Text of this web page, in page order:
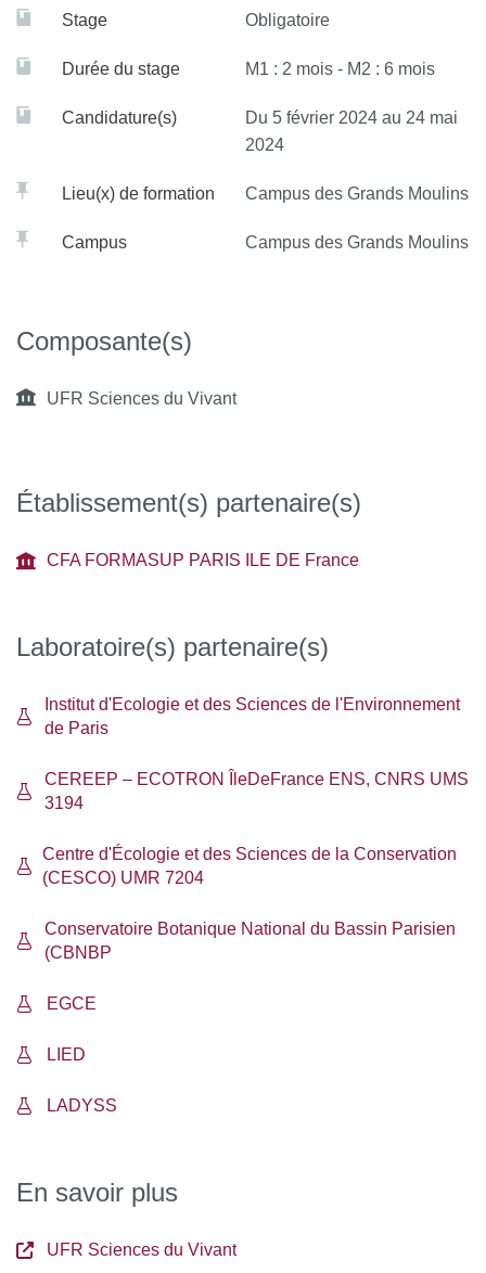
Stage Obligatoire
Durée du stage M1 : 2 mois - M2 : 6 mois
Candidature(s)
Du 5 février 2024 au 24 mai
2024
Lieu(x) de formation Campus des Grands Moulins
Campus Campus des Grands Moulins
Composante(s)
UFR Sciences du Vivant
Établissement(s) partenaire(s)
CFA FORMASUP PARIS ILE DE France
Laboratoire(s) partenaire(s)
Institut d'Ecologie et des Sciences de l'Environnement
de Paris
CEREEP – ECOTRON ÎleDeFrance ENS, CNRS UMS
3194
Centre d'Écologie et des Sciences de la Conservation
(CESCO) UMR 7204
Conservatoire Botanique National du Bassin Parisien
(CBNBP
EGCE
LIED
LADYSS
En savoir plus
UFR Sciences du Vivant